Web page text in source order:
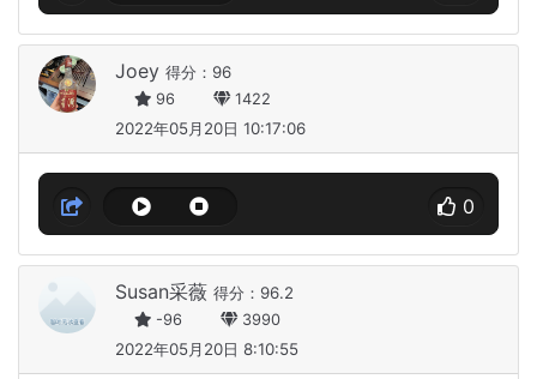
Joey 得分：96
96 1422
2022年05月20日 10:17:06
0
Susan采薇 得分：96.2
-96 3990
2022年05月20日 8:10:55